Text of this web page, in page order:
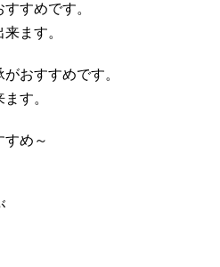
すめです。
ます。
おすすめです。
す。
すめ～